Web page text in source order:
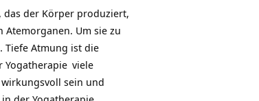
das der Körper produziert,
Um sie zu
Tiefe Atmung ist die
Yogatherapie viele
sein und